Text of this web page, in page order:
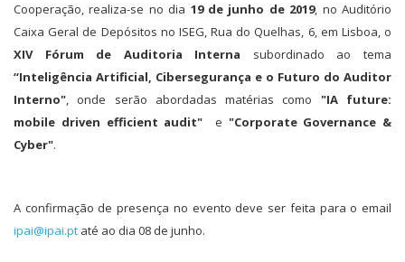
Cooperação, realiza-se no dia 19 de junho de 2019, no Auditório
Caixa Geral de Depósitos no ISEG, Rua do Quelhas, 6, em Lisboa, o
XIV Fórum de Auditoria Interna subordinado ao tema
“Inteligência Artificial, Cibersegurança e o Futuro do Auditor
Interno", onde serão abordadas matérias como "IA future:
mobile driven efficient audit" e "Corporate Governance &
Cyber".
A confirmação de presença no evento deve ser feita para o email
ipai@ipai.pt até ao dia 08 de junho.